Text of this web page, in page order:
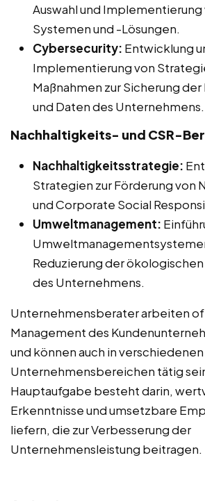
Auswahl und Implementierung
Systemen und -Lösungen.
Cybersecurity: Entwicklung
Implementierung von
Maßnahmen zur Sicherung
und Daten des Unternehmens.
Nachhaltigkeits- und CSR-
Nachhaltigkeitsstrategie:
Strategien zur Förderung von
und Corporate Social
Umweltmanagement:
Reduzierung der
des Unternehmens.
Unternehmensberater arbeiten
Management des
und können auch in
Unternehmensbereichen tätig
Hauptaufgabe besteht darin,
Erkenntnisse und umsetzbare
liefern, die zur Verbesserung der
Unternehmensleistung beitragen.